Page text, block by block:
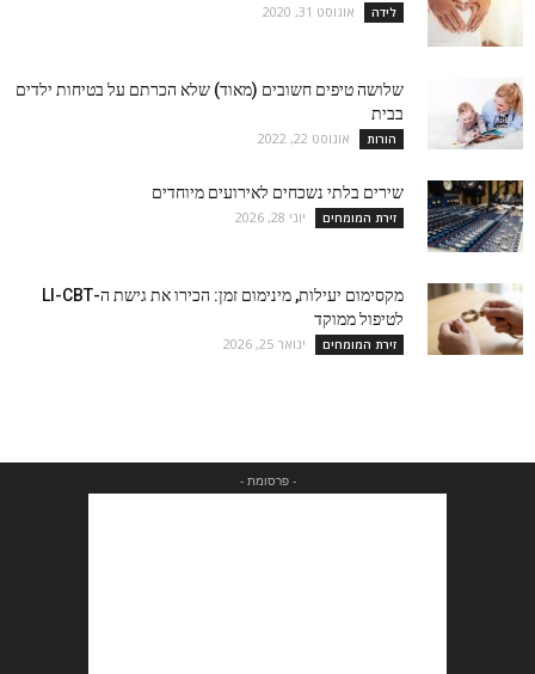
לידה אוגוסט 31, 2020
שלושה טיפים חשובים (מאוד) שלא הכרתם על בטיחות ילדים
בבית
הורות אוגוסט 22, 2022
שירים בלתי נשכחים לאירועים מיוחדים
זירת המומחים יוני 28, 2026
מקסימום יעילות, מינימום זמן: הכירו את גישת ה-LI-CBT
לטיפול ממוקד
זירת המומחים ינואר 25, 2026
- פרסומת -